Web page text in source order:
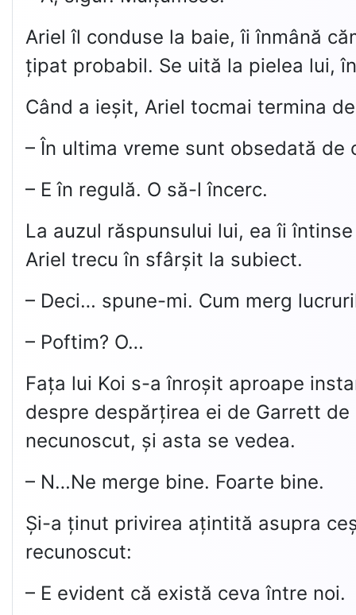
Ariel îl conduse la baie, îi înmână
țipat probabil. Se uită la pielea lui,
Când a ieșit, Ariel tocmai termina
– În ultima vreme sunt obsedată
– E în regulă. O să-l încerc.
La auzul răspunsului lui, ea îi
Ariel trecu în sfârșit la subiect.
– Deci… spune-mi. Cum merg
– Poftim? O…
Fața lui Koi s-a înroșit aproape
despre despărțirea ei de Garrett
necunoscut, și asta se vedea.
– N…Ne merge bine. Foarte bine.
Și-a ținut privirea ațintită asupra
recunoscut:
– E evident că există ceva între noi.